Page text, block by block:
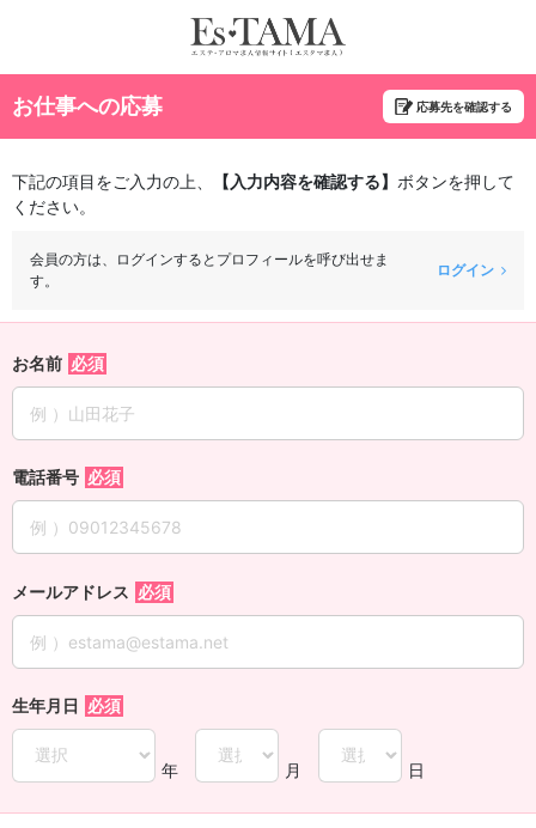
お仕事への応募 応募先を確認する
下記の項目をご入力の上、 【入力内容を確認する】 ボタンを押して
ください。
会員の方は、ログインするとプロフィールを呼び出せま
す。
ログイン
お名前
電話番号
メールアドレス
生年月日
年 月 日